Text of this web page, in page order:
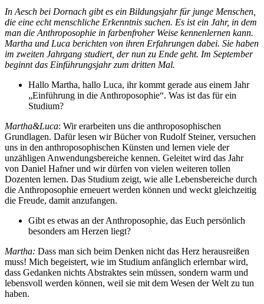
In Aesch bei Dornach gibt es ein Bildungsjahr für junge Menschen,
die eine echt menschliche Erkenntnis suchen. Es ist ein Jahr, in dem
man die Anthroposophie in farbenfroher Weise kennenlernen kann.
Martha und Luca berichten von ihren Erfahrungen dabei. Sie haben
im zweiten Jahrgang studiert, der nun zu Ende geht. Im September
beginnt das Einführungsjahr zum dritten Mal.
Hallo Martha, hallo Luca, ihr kommt gerade aus einem Jahr
„Einführung in die Anthroposophie“. Was ist das für ein
Studium?
Martha&Luca: Wir erarbeiten uns die anthroposophischen
Grundlagen. Dafür lesen wir Bücher von Rudolf Steiner, versuchen
uns in den anthroposophischen Künsten und lernen viele der
unzähligen Anwendungsbereiche kennen. Geleitet wird das Jahr
von Daniel Hafner und wir dürfen von vielen weiteren tollen
Dozenten lernen. Das Studium zeigt, wie alle Lebensbereiche durch
die Anthroposophie erneuert werden können und weckt gleichzeitig
die Freude, damit anzufangen.
Gibt es etwas an der Anthroposophie, das Euch persönlich
besonders am Herzen liegt?
Martha: Dass man sich beim Denken nicht das Herz herausreißen
muss! Mich begeistert, wie im Studium anfänglich erlernbar wird,
dass Gedanken nichts Abstraktes sein müssen, sondern warm und
lebensvoll werden können, weil sie mit dem Wesen der Welt zu tun
haben.